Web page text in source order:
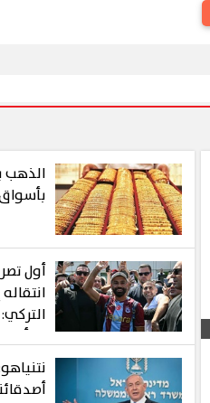
أول
25
اشاهد
أي